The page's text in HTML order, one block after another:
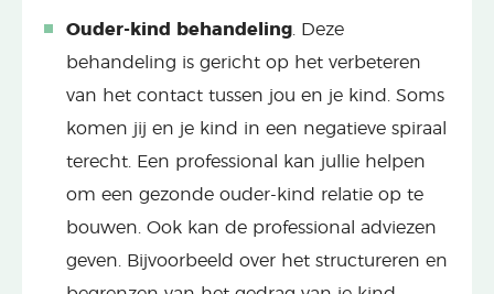
Ouder-kind behandeling . Deze
behandeling is gericht op het verbeteren
van het contact tussen jou en je kind. Soms
komen jij en je kind in een negatieve spiraal
terecht. Een professional kan jullie helpen
om een gezonde ouder-kind relatie op te
bouwen. Ook kan de professional adviezen
geven. Bijvoorbeeld over het structureren en